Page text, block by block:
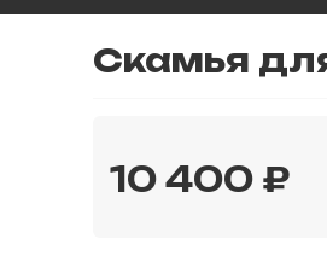
Скамья
10 400 ₽